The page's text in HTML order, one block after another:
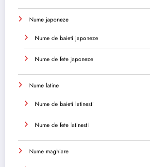
Nume japoneze
Nume de baieti japoneze
Nume de fete japoneze
Nume latine
Nume de baieti latinesti
Nume de fete latinesti
Nume maghiare